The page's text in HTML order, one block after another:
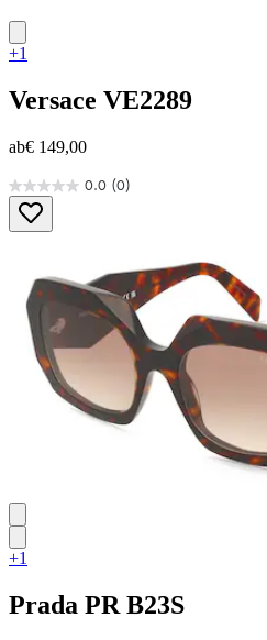
+1
Versace VE2289
ab€ 149,00
0.0 (0)
0.0
von
5
+1
Prada PR B23S